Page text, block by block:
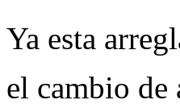
Ya esta
el cambio